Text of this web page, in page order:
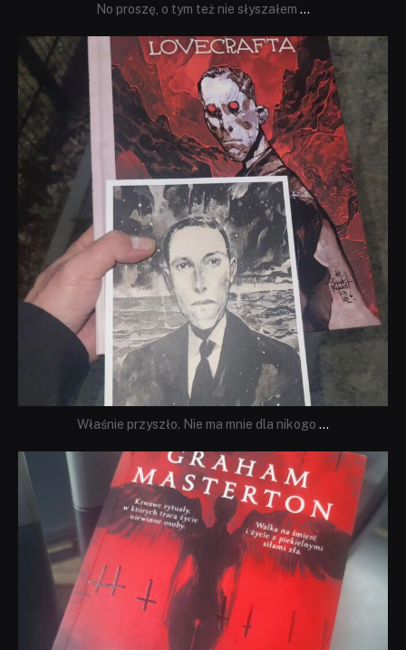
No proszę, o tym też nie słyszałem ...
dobryhorror
Wrz 19
Właśnie przyszło. Nie ma mnie dla nikogo ...
dobryhorror
Sie 23